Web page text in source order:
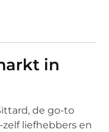
in
de go-to
liefhebbers en